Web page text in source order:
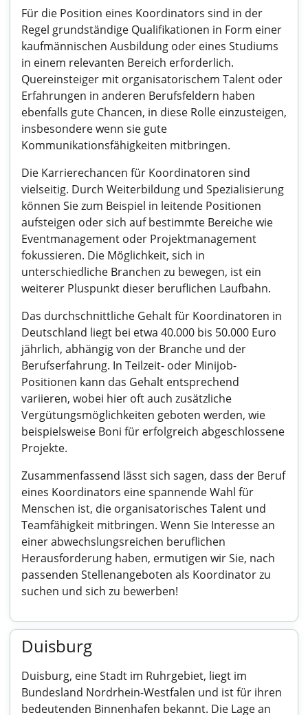
Für die Position eines Koordinators sind in der
Regel grundständige Qualifikationen in Form einer
kaufmännischen Ausbildung oder eines Studiums
in einem relevanten Bereich erforderlich.
Quereinsteiger mit organisatorischem Talent oder
Erfahrungen in anderen Berufsfeldern haben
ebenfalls gute Chancen, in diese Rolle einzusteigen,
insbesondere wenn sie gute
Kommunikationsfähigkeiten mitbringen.
Die Karrierechancen für Koordinatoren sind
vielseitig. Durch Weiterbildung und Spezialisierung
können Sie zum Beispiel in leitende Positionen
aufsteigen oder sich auf bestimmte Bereiche wie
Eventmanagement oder Projektmanagement
fokussieren. Die Möglichkeit, sich in
unterschiedliche Branchen zu bewegen, ist ein
weiterer Pluspunkt dieser beruflichen Laufbahn.
Das durchschnittliche Gehalt für Koordinatoren in
Deutschland liegt bei etwa 40.000 bis 50.000 Euro
jährlich, abhängig von der Branche und der
Berufserfahrung. In Teilzeit- oder Minijob-
Positionen kann das Gehalt entsprechend
variieren, wobei hier oft auch zusätzliche
Vergütungsmöglichkeiten geboten werden, wie
beispielsweise Boni für erfolgreich abgeschlossene
Projekte.
Zusammenfassend lässt sich sagen, dass der Beruf
eines Koordinators eine spannende Wahl für
Menschen ist, die organisatorisches Talent und
Teamfähigkeit mitbringen. Wenn Sie Interesse an
einer abwechslungsreichen beruflichen
Herausforderung haben, ermutigen wir Sie, nach
passenden Stellenangeboten als Koordinator zu
suchen und sich zu bewerben!
Duisburg
Duisburg, eine Stadt im Ruhrgebiet, liegt im
Bundesland Nordrhein-Westfalen und ist für ihren
bedeutenden Binnenhafen bekannt. Die Lage an